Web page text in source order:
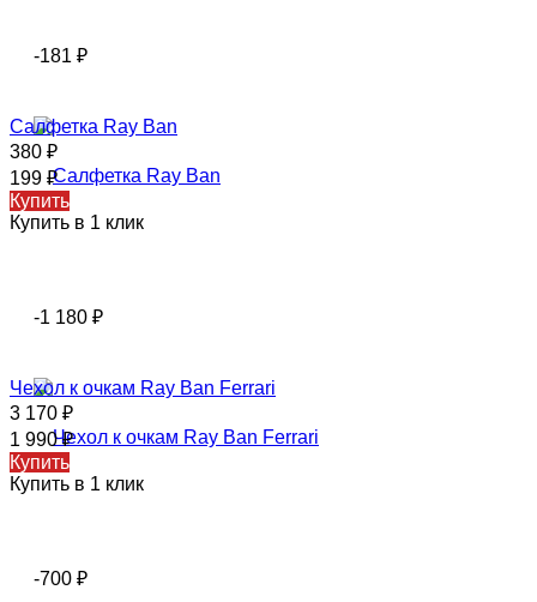
-181 ₽
Салфетка Ray Ban
380 ₽
199 ₽
Купить
Купить в 1 клик
-1 180 ₽
Чехол к очкам Ray Ban Ferrari
3 170 ₽
1 990₽
Купить
Купить в 1 клик
-700 ₽